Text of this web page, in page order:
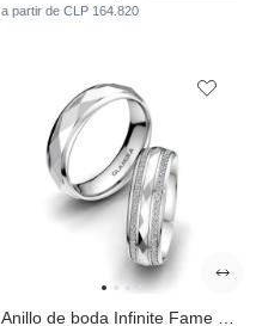
a partir de CLP 164.820